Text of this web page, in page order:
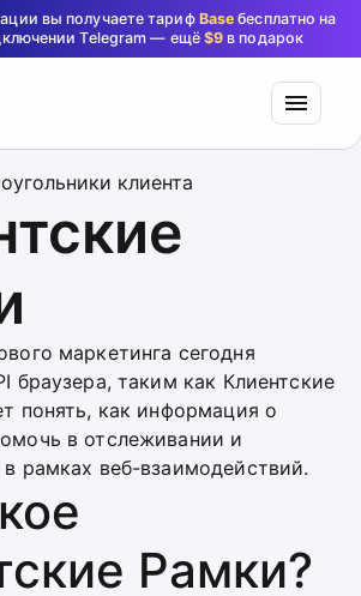
вы получаете тариф Base бесплатно на
Telegram — ещё $9 в подарок
клиента
маркетинга сегодня
браузера, таким как Клиентские
понять, как информация о
в отслеживании и
в рамках веб-взаимодействий.
Рамки?